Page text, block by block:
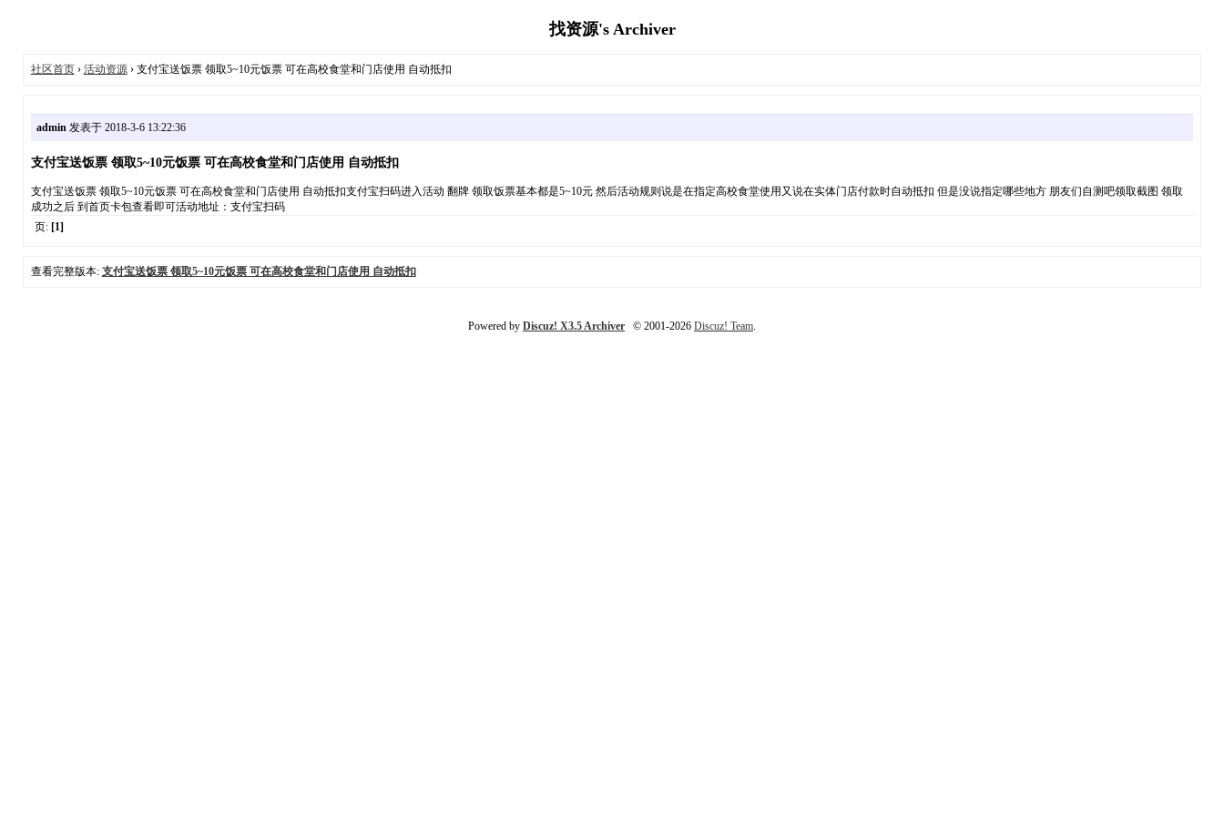
找资源's Archiver
社区首页› 活动资源› 支付宝送饭票 领取5~10元饭票 可在高校食堂和门店使用 自动抵扣
admin发表于 2018-3-6 13:22:36
支付宝送饭票 领取5~10元饭票 可在高校食堂和门店使用 自动抵扣
支付宝送饭票 领取5~10元饭票 可在高校食堂和门店使用 自动抵扣支付宝扫码进入活动 翻牌 领取饭票基本都是5~10元 然后活动规则说是在指定高校食堂使用又说在实体门店付款时自动抵扣 但是没说指定哪些地方 朋友们自测吧领取截图 领取
成功之后 到首页卡包查看即可活动地址：支付宝扫码
页: [1]
查看完整版本: 支付宝送饭票 领取5~10元饭票 可在高校食堂和门店使用 自动抵扣
Powered by Discuz! X3.5 Archiver © 2001-2026 Discuz! Team.